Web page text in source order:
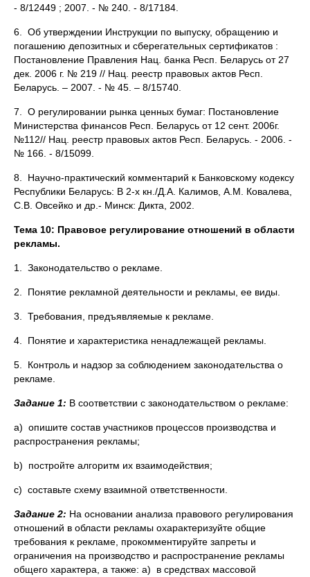
- 8/12449 ; 2007. - № 240. - 8/17184.
6. Об утверждении Инструкции по выпуску, обращению и
погашению депозитных и сберегательных сертификатов :
Постановление Правления Нац. банка Респ. Беларусь от 27
дек. 2006 г. № 219 // Нац. реестр правовых актов Респ.
Беларусь. – 2007. - № 45. – 8/15740.
7. О регулировании рынка ценных бумаг: Постановление
Министерства финансов Респ. Беларусь от 12 сент. 2006г.
№112// Нац. реестр правовых актов Респ. Беларусь. - 2006. -
№ 166. - 8/15099.
8. Научно-практический комментарий к Банковскому кодексу
Республики Беларусь: В 2-х кн./Д.А. Калимов, А.М. Ковалева,
С.В. Овсейко и др.- Минск: Дикта, 2002.
Тема 10: Правовое регулирование отношений в области
рекламы.
1. Законодательство о рекламе.
2. Понятие рекламной деятельности и рекламы, ее виды.
3. Требования, предъявляемые к рекламе.
4. Понятие и характеристика ненадлежащей рекламы.
5. Контроль и надзор за соблюдением законодательства о
рекламе.
Задание 1: В соответствии с законодательством о рекламе:
a) опишите состав участников процессов производства и
распространения рекламы;
b) постройте алгоритм их взаимодействия;
c) составьте схему взаимной ответственности.
Задание 2: На основании анализа правового регулирования
отношений в области рекламы охарактеризуйте общие
требования к рекламе, прокомментируйте запреты и
ограничения на производство и распространение рекламы
общего характера, а также: a) в средствах массовой